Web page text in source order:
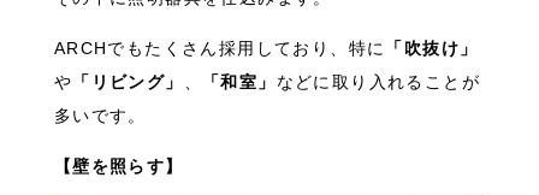
ARCHでもたくさん採用しており、特に
「吹抜け」
や 「リビング」 「和室」 などに取り入れることが
多いです。
【壁を照らす】